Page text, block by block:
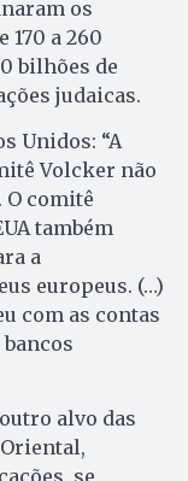
os
170 a 260
bilhões de
judaicas.
Unidos: “A
Volcker não
comitê
também
a
europeus. (…)
com as contas
alvo das
se